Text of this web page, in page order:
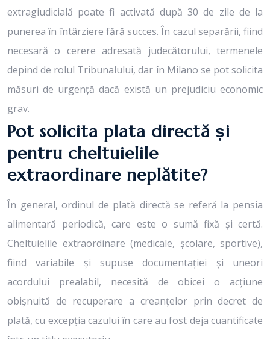
extragiudicială poate fi activată după 30 de zile de la
punerea în întârziere fără succes. În cazul separării, fiind
necesară o cerere adresată judecătorului, termenele
depind de rolul Tribunalului, dar în Milano se pot solicita
măsuri de urgență dacă există un prejudiciu economic
grav.
Pot solicita plata directă și
pentru cheltuielile
extraordinare neplătite?
În general, ordinul de plată directă se referă la pensia
alimentară periodică, care este o sumă fixă și certă.
Cheltuielile extraordinare (medicale, școlare, sportive),
fiind variabile și supuse documentației și uneori
acordului prealabil, necesită de obicei o acțiune
obișnuită de recuperare a creanțelor prin decret de
plată, cu excepția cazului în care au fost deja cuantificate